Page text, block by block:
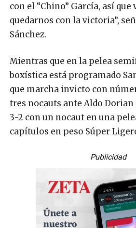
con el “Chino” García, así que
quedarnos con la victoria”,
Sánchez.
Mientras que en la pelea
boxística está programado
que marcha invicto con
tres nocauts ante Aldo Dorian
3-2 con un nocaut en una
capítulos en peso Súper
Publicidad